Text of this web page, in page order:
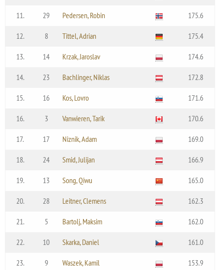
11. 29 Pedersen, Robin 175.6
12. 8 Tittel, Adrian 175.4
13. 14 Krzak, Jaroslav 174.6
14. 23 Bachlinger, Niklas 172.8
15. 16 Kos, Lovro 171.6
16. 3 Vanwieren, Tarik 170.6
17. 17 Niznik, Adam 169.0
18. 24 Smid, Julijan 166.9
19. 13 Song, Qiwu 165.0
20. 28 Leitner, Clemens 162.3
21. 5 Bartolj, Maksim 162.0
22. 10 Skarka, Daniel 161.0
23. 9 Waszek, Kamil 153.9